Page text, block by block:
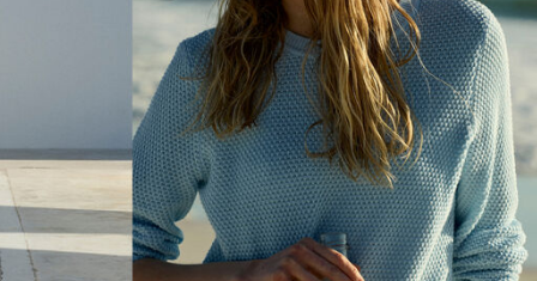
Mehr Infos zum VILA
Club